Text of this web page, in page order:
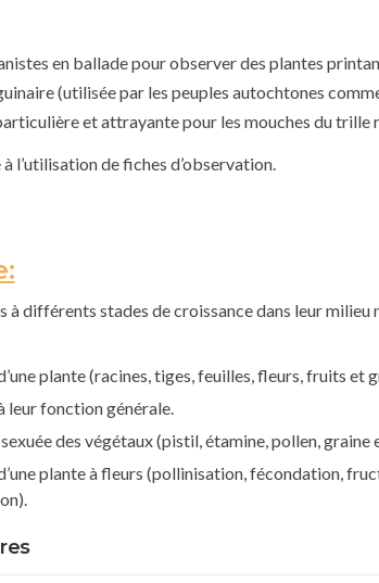
en ballade pour observer des plantes
(utilisée par les peuples autochtones
et attrayante pour les mouches du trille
l’utilisation de fiches d’observation.
différents stades de croissance dans leur milieu
plante (racines, tiges, feuilles, fleurs, fruits et
leur fonction générale.
des végétaux (pistil, étamine, pollen, graine
plante à fleurs (pollinisation, fécondation,